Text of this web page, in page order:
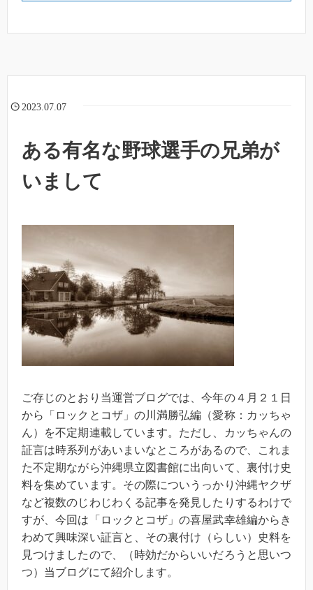
2023.07.07
ある有名な野球選手の兄弟が
いまして
ご存じのとおり当運営ブログでは、今年の４月２１日
から「ロックとコザ」の川満勝弘編（愛称：カッちゃ
ん）を不定期連載しています。ただし、カッちゃんの
証言は時系列があいまいなところがあるので、これま
た不定期ながら沖縄県立図書館に出向いて、裏付け史
料を集めています。その際についうっかり沖縄ヤクザ
など複数のじわじわくる記事を発見したりするわけで
すが、今回は「ロックとコザ」の喜屋武幸雄編からき
わめて興味深い証言と、その裏付け（らしい）史料を
見つけましたので、（時効だからいいだろうと思いつ
つ）当ブログにて紹介します。